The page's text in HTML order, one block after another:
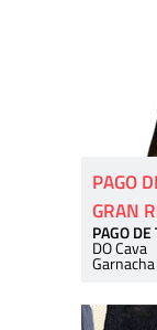
PAGO
GRAN
PAGO DE
DO Cava
Garnacha